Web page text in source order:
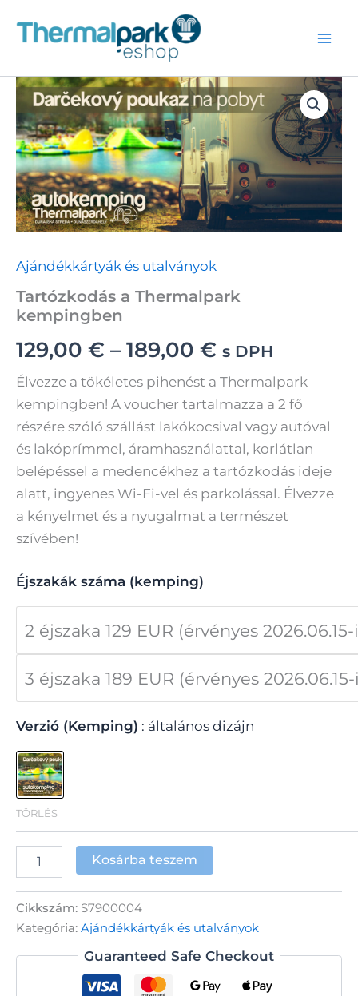
Ajándékkártyák és utalványok
Tartózkodás a Thermalpark
kempingben
129,00 € – 189,00 € Ártartomány:
129,00 €
-
189,00 €
s DPH
Élvezze a tökéletes pihenést a Thermalpark
kempingben! A voucher tartalmazza a 2 fő
részére szóló szállást lakókocsival vagy autóval
és lakóprímmel, áramhasználattal, korlátlan
belépéssel a medencékhez a tartózkodás ideje
alatt, ingyenes Wi-Fi-vel és parkolással. Élvezze
a kényelmet és a nyugalmat a természet
szívében!
Éjszakák száma (kemping)
2 éjszaka 129 EUR (érvényes
3 éjszaka 189 EUR (érvényes
Verzió (Kemping) általános dizájn
TÖRLÉS
Tartózkodás
kempingben
mennyiség
Kosárba teszem
Cikkszám: S7900004
Kategória: Ajándékkártyák és utalványok
Guaranteed Safe Checkout